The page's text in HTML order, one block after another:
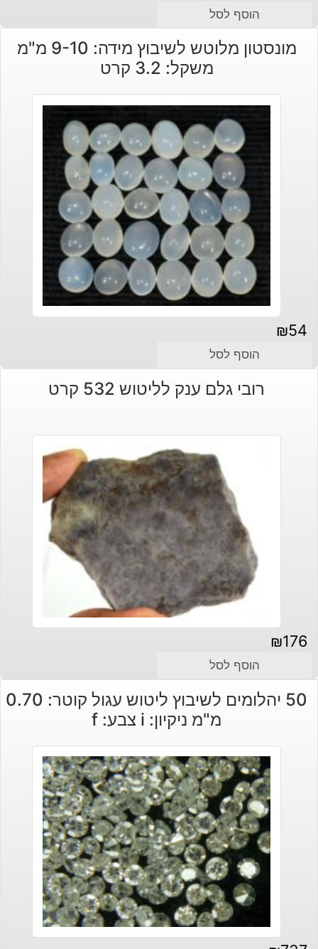
הוסף לסל
מונסטון מלוטש לשיבוץ מידה: 9-10 מ"מ
משקל: 3.2 קרט
₪54
הוסף לסל
רובי גלם ענק לליטוש 532 קרט
₪176
הוסף לסל
50 יהלומים לשיבוץ ליטוש עגול קוטר: 0.70
מ"מ ניקיון: i צבע: f